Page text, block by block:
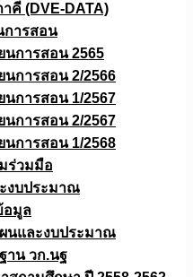
คี (DVE-DATA)
การสอน
นการสอน 2565
นการสอน 2/2566
นการสอน 1/2567
นการสอน 2/2567
นการสอน 1/2568
ร่วมมือ
ะงบประมาณ
อมูล
นและงบประมาณ
าน วก.นฐ